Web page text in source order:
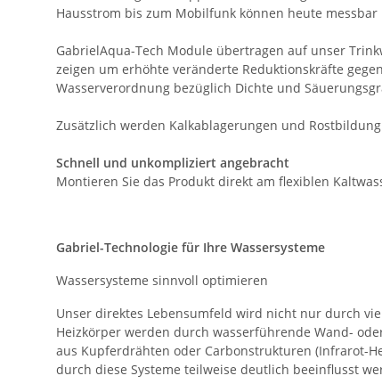
Hausstrom bis zum Mobilfunk können heute
GabrielAqua-Tech Module übertragen auf unser
zeigen um erhöhte veränderte Reduktionskräfte
Wasserverordnung bezüglich Dichte und
Zusätzlich werden Kalkablagerungen und
Schnell und unkompliziert angebracht
Montieren Sie das Produkt direkt am flexiblen
Gabriel-Technologie für Ihre Wassersysteme
Wassersysteme sinnvoll optimieren
Unser direktes Lebensumfeld wird nicht nur durch
Heizkörper werden durch wasserführende Wand-
aus Kupferdrähten oder Carbonstrukturen (Infrarot-
durch diese Systeme teilweise deutlich beeinflusst